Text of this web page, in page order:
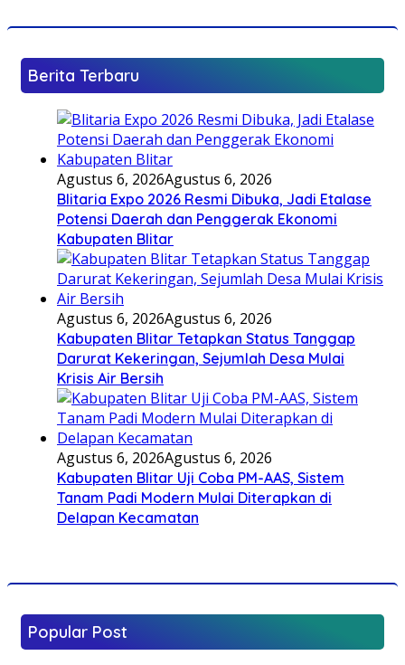
Berita Terbaru
Agustus 6, 2026Agustus 6, 2026
Blitaria Expo 2026 Resmi Dibuka, Jadi Etalase
Potensi Daerah dan Penggerak Ekonomi
Kabupaten Blitar
Agustus 6, 2026Agustus 6, 2026
Kabupaten Blitar Tetapkan Status Tanggap
Darurat Kekeringan, Sejumlah Desa Mulai
Krisis Air Bersih
Agustus 6, 2026Agustus 6, 2026
Kabupaten Blitar Uji Coba PM-AAS, Sistem
Tanam Padi Modern Mulai Diterapkan di
Delapan Kecamatan
Popular Post